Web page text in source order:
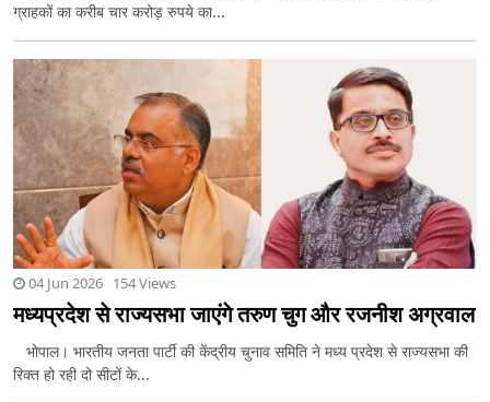
ग्राहकों का करीब चार करोड़ रुपये का...
04 Jun 2026 154 Views
मध्यप्रदेश से राज्यसभा जाएंगे तरुण चुग और रजनीश अग्रवाल
भोपाल। भारतीय जनता पार्टी की केंद्रीय चुनाव समिति ने मध्य प्रदेश से राज्यसभा की
रिक्त हो रही दो सीटों के...